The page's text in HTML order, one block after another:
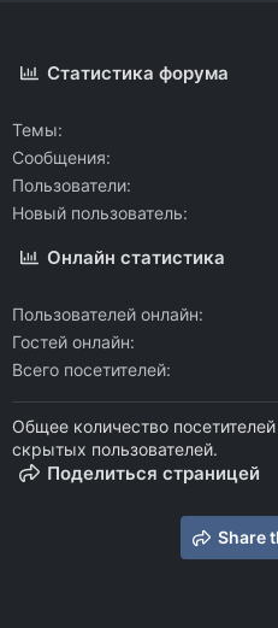
Статистика форума
Темы
Сообщения
Пользователи
Новый пользователь
Онлайн статистика
Пользователей онлайн
Гостей онлайн
Всего посетителей
Общее количество
скрытых пользователей.
Поделиться страницей
Share